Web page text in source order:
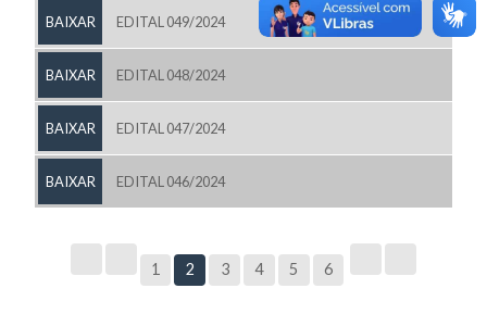
BAIXAR EDITAL 049/2024
BAIXAR EDITAL 048/2024
BAIXAR EDITAL 047/2024
BAIXAR EDITAL 046/2024
1 2 3 4 5 6